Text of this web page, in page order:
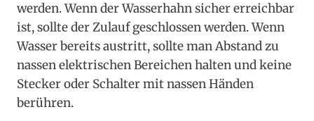
werden. Wenn der Wasserhahn sicher erreichbar
ist, sollte der Zulauf geschlossen werden. Wenn
Wasser bereits austritt, sollte man Abstand zu
nassen elektrischen Bereichen halten und keine
Stecker oder Schalter mit nassen Händen
berühren.